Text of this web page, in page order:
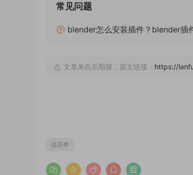
常见问题
blender怎么安装插件？blender插
文章来自后期屋，原文链接： https://
达芬奇